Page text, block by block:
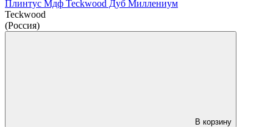
Плинтус Мдф Teckwood Дуб Миллениум
Teckwood
(Россия)
В корзину